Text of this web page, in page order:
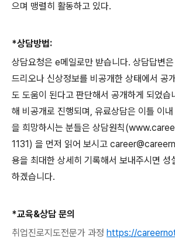
으며 맹렬히 활동하고 있다.
*상담방법:
상담요청은 e메일로만 받습니다. 상담답변
드리오나 신상정보를 비공개한 상태에서 공
도 도움이 된다고 판단해서 공개하게 되었습
해 비공개로 진행되며, 유료상담은 이틀 이
을 희망하시는 분들은 상담원칙
1131) 을 먼저 읽어 보시고
용을 최대한 상세히 기록해서 보내주시면 성
하겠습니다.
*교육&상담 문의
취업진로지도전문가 과정 https://